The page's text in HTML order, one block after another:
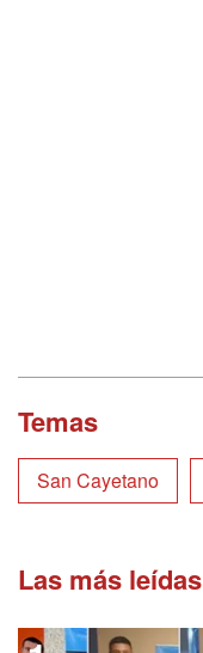
Temas
San Cayetano
Las más leídas